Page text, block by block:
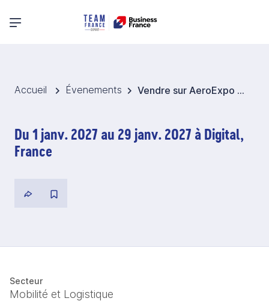
Menu principal
Accueil Évenements Vendre sur AeroExpo 2027 - Monde
Du 1 janv. 2027 au 29 janv. 2027 à Digital,
France
Secteur
Mobilité et Logistique